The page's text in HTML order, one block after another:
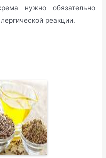
нужно обязательно
реакции.